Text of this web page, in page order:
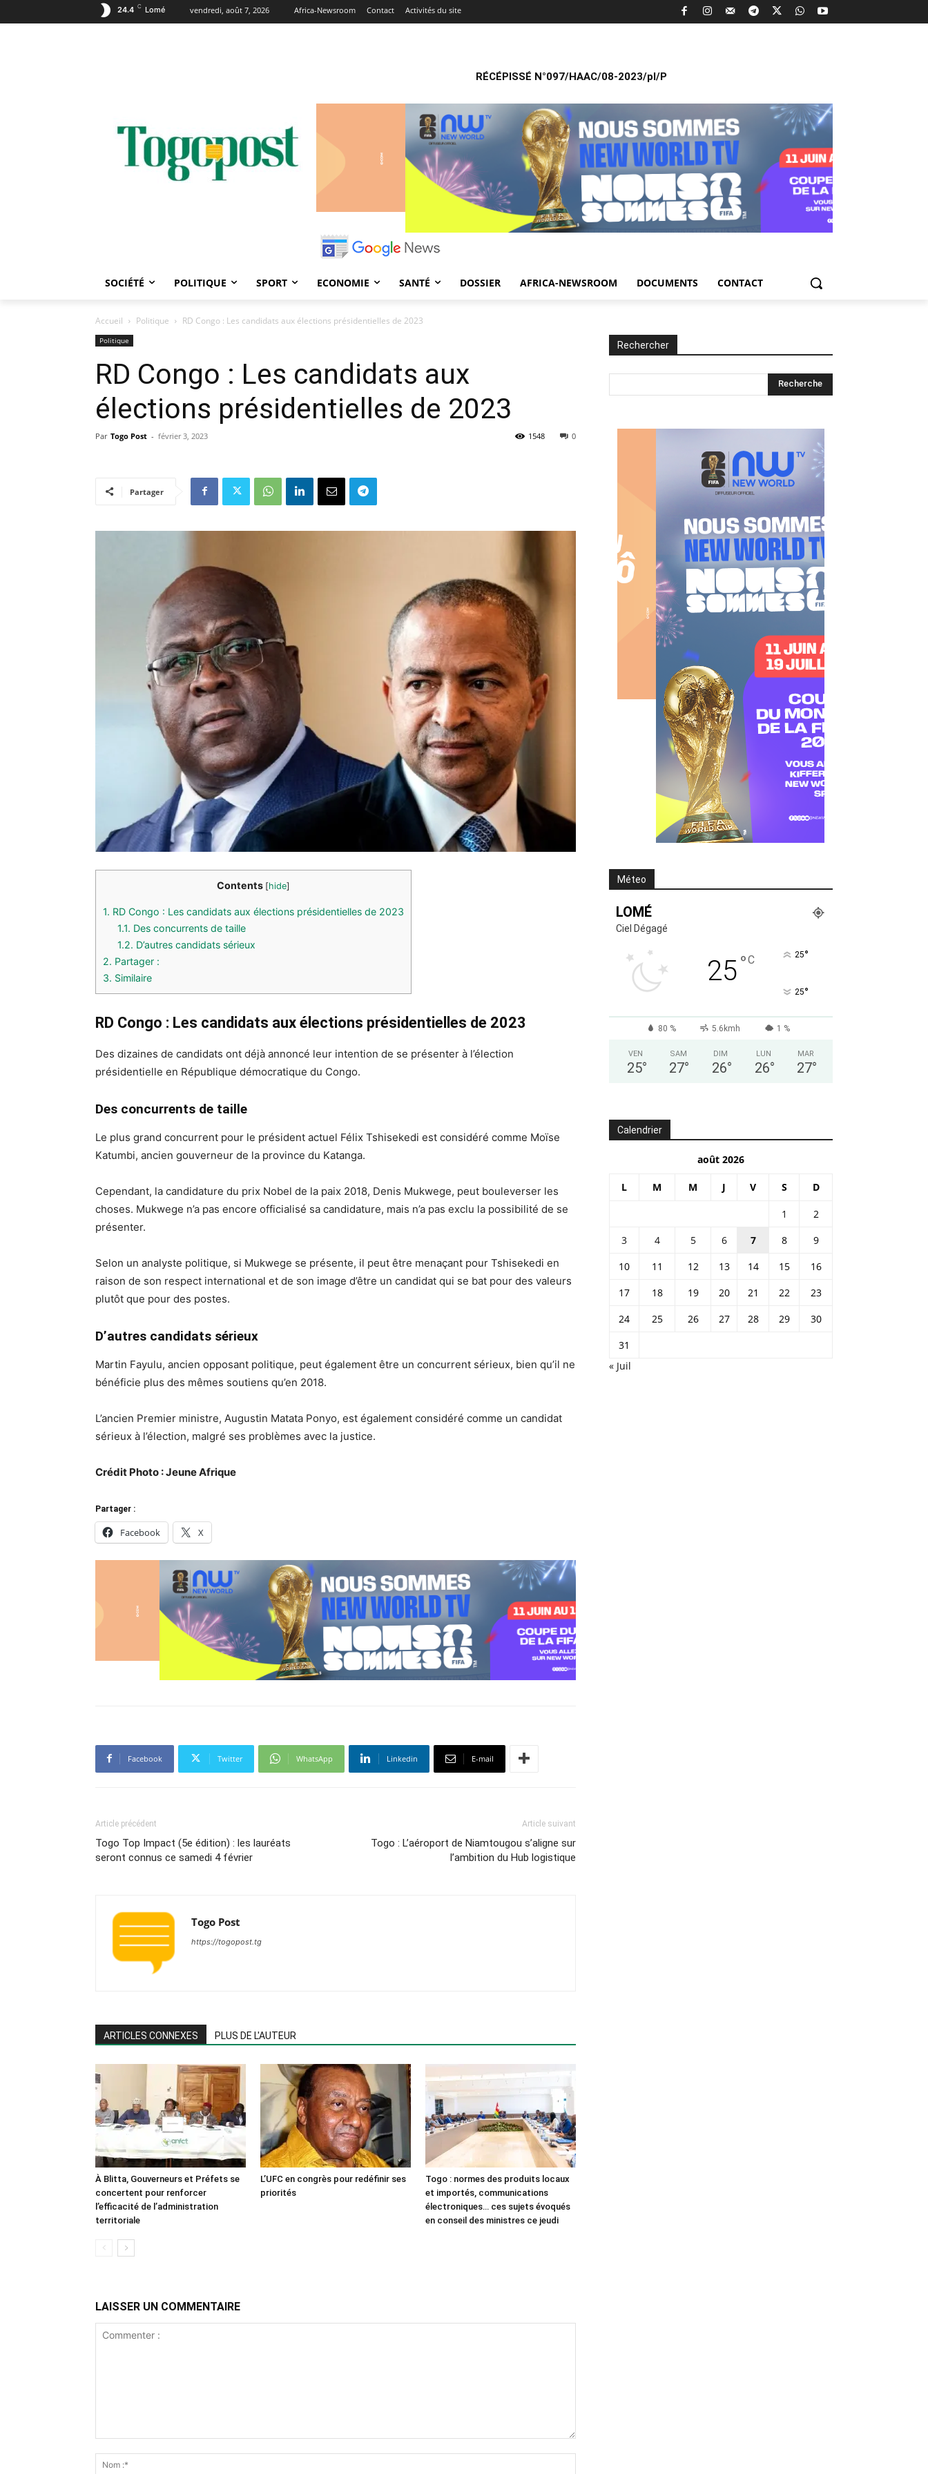
24.4 C Lomé vendredi, août 7, 2026 Africa-Newsroom Contact Activités du site
RÉCÉPISSÉ N°097/HAAC/08-2023/pl/P
SOCIÉTÉ POLITIQUE SPORT ECONOMIE SANTÉ DOSSIER AFRICA-NEWSROOM DOCUMENTS CONTACT
Accueil Politique RD Congo : Les candidats aux élections présidentielles de 2023
Politique
RD Congo : Les candidats aux
élections présidentielles de 2023
Par Togo Post - février 3, 2023 0
1548
Partager
Contents [hide]
1. RD Congo : Les candidats aux élections présidentielles de 2023
1.1. Des concurrents de taille
1.2. D’autres candidats sérieux
2. Partager :
3. Similaire
RD Congo : Les candidats aux élections présidentielles de 2023
Des dizaines de candidats ont déjà annoncé leur intention de se présenter à l’élection
présidentielle en République démocratique du Congo.
Des concurrents de taille
Le plus grand concurrent pour le président actuel Félix Tshisekedi est considéré comme Moïse
Katumbi, ancien gouverneur de la province du Katanga.
Cependant, la candidature du prix Nobel de la paix 2018, Denis Mukwege, peut bouleverser les
choses. Mukwege n’a pas encore officialisé sa candidature, mais n’a pas exclu la possibilité de se
présenter.
Selon un analyste politique, si Mukwege se présente, il peut être menaçant pour Tshisekedi en
raison de son respect international et de son image d’être un candidat qui se bat pour des valeurs
plutôt que pour des postes.
D’autres candidats sérieux
Martin Fayulu, ancien opposant politique, peut également être un concurrent sérieux, bien qu’il ne
bénéficie plus des mêmes soutiens qu’en 2018.
L’ancien Premier ministre, Augustin Matata Ponyo, est également considéré comme un candidat
sérieux à l’élection, malgré ses problèmes avec la justice.
Crédit Photo : Jeune Afrique
Partager :
Facebook X
Facebook Twitter WhatsApp Linkedin E-mail
Article précédent
Togo Top Impact (5e édition) : les lauréats
seront connus ce samedi 4 février
Article suivant
Togo : L’aéroport de Niamtougou s’aligne sur
l’ambition du Hub logistique
Togo Post
https://togopost.tg
ARTICLES CONNEXES PLUS DE L'AUTEUR
À Blitta, Gouverneurs et Préfets se
concertent pour renforcer
l’efficacité de l’administration
territoriale
L’UFC en congrès pour redéfinir ses
priorités
Togo : normes des produits locaux
et importés, communications
électroniques… ces sujets évoqués
en conseil des ministres ce jeudi
LAISSER UN COMMENTAIRE
Rechercher
Méteo
LOMÉ
Ciel Dégagé
25°C 25°
25°
80 % 5.6kmh 1 %
VEN
25°
SAM
27°
DIM
26°
LUN
26°
MAR
27°
Calendrier
août 2026
L M M J V S D
1
2
3
4 5 6 7 8
9
10
11 12 13 14 15
16
17
18 19 20 21 22
23
24
25 26 27 28 29
30
31
« Juil